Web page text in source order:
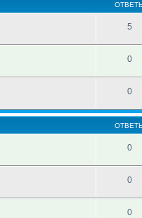
5
0
0
0
0
0